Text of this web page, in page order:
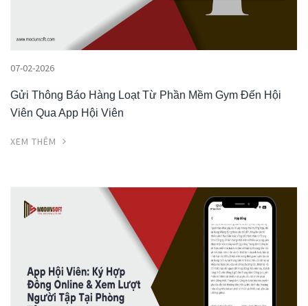
07-02-2026
Gửi Thông Báo Hàng Loạt Từ Phần Mềm Gym Đến Hội
Viên Qua App Hội Viên
XEM THÊM